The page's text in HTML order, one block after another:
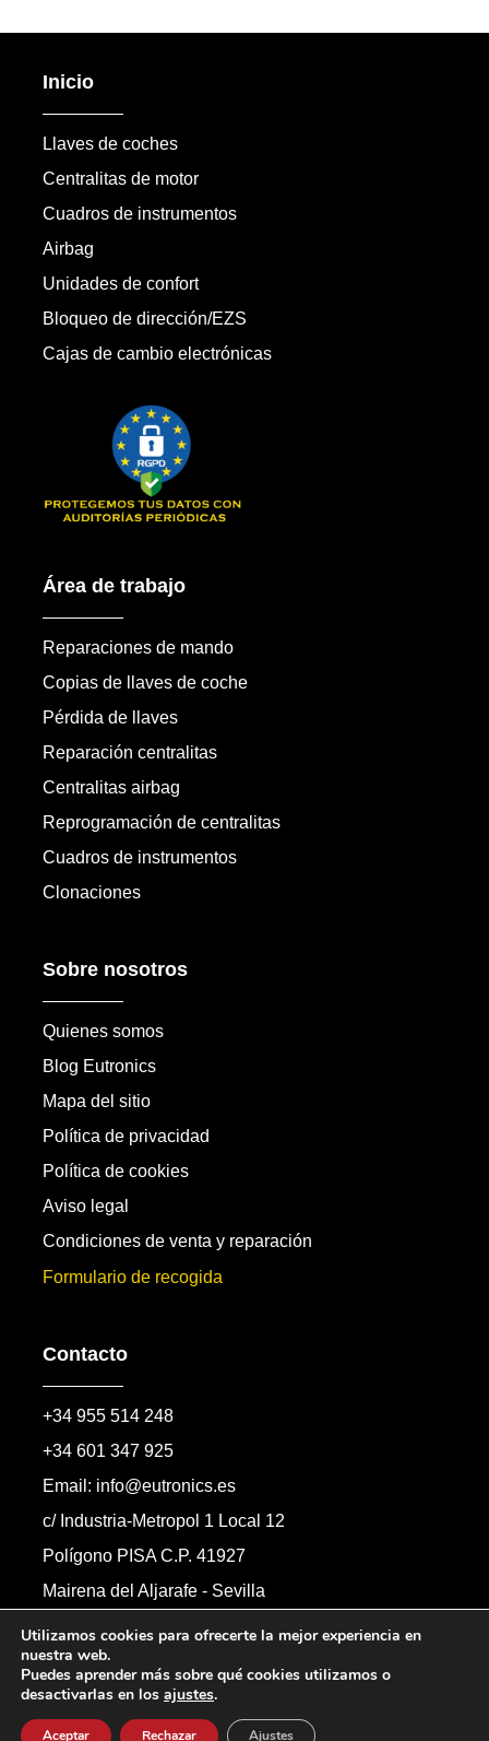
Inicio
Llaves de coches
Centralitas de motor
Cuadros de instrumentos
Airbag
Unidades de confort
Bloqueo de dirección/EZS
Cajas de cambio electrónicas
Área de trabajo
Reparaciones de mando
Copias de llaves de coche
Pérdida de llaves
Reparación centralitas
Centralitas airbag
Reprogramación de centralitas
Cuadros de instrumentos
Clonaciones
Sobre nosotros
Quienes somos
Blog Eutronics
Mapa del sitio
Política de privacidad
Política de cookies
Aviso legal
Condiciones de venta y reparación
Formulario de recogida
Contacto
+34 955 514 248
+34 601 347 925
Email: info@eutronics.es
c/ Industria-Metropol 1 Local 12
Polígono PISA C.P. 41927
Mairena del Aljarafe - Sevilla
Formulario de contacto
Todos los derechos reservados.
Utilizamos cookies para ofrecerte la mejor experiencia en
nuestra web.
Puedes aprender más sobre qué cookies utilizamos o
desactivarlas en los ajustes.
Aceptar Rechazar Ajustes